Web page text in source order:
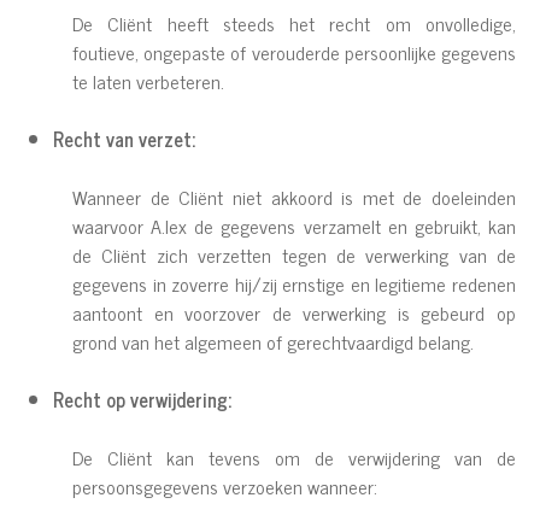
De Cliënt heeft steeds het recht om onvolledige,
foutieve, ongepaste of verouderde persoonlijke gegevens
te laten verbeteren.
Recht van verzet:
Wanneer de Cliënt niet akkoord is met de doeleinden
waarvoor A.lex de gegevens verzamelt en gebruikt, kan
de Cliënt zich verzetten tegen de verwerking van de
gegevens in zoverre hij/zij ernstige en legitieme redenen
aantoont en voorzover de verwerking is gebeurd op
grond van het algemeen of gerechtvaardigd belang.
Recht op verwijdering:
De Cliënt kan tevens om de verwijdering van de
persoonsgegevens verzoeken wanneer: